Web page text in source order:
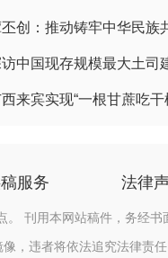
创：推动铸牢中华民族
中国现存规模最大土司
西来宾实现“一根甘蔗吃干
服务 法律
刊用本网站稿件，务经书
，违者将依法追究法律责任